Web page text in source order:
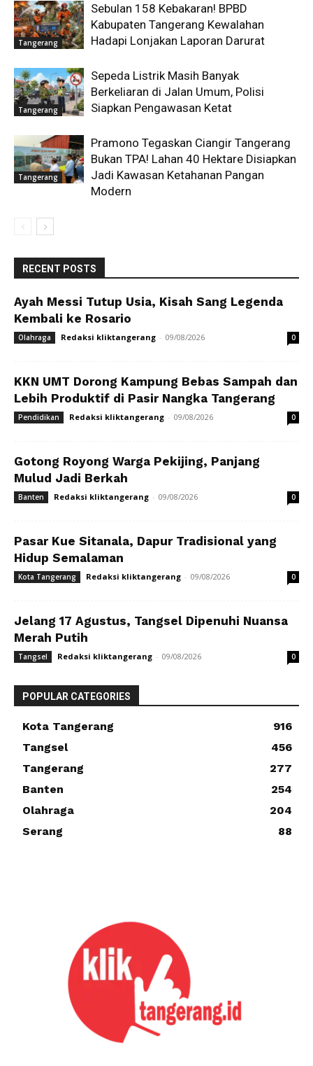
Tangerang
Sebulan 158 Kebakaran! BPBD
Kabupaten Tangerang Kewalahan
Hadapi Lonjakan Laporan Darurat
Tangerang
Sepeda Listrik Masih Banyak
Berkeliaran di Jalan Umum, Polisi
Siapkan Pengawasan Ketat
Tangerang
Pramono Tegaskan Ciangir Tangerang
Bukan TPA! Lahan 40 Hektare Disiapkan
Jadi Kawasan Ketahanan Pangan
Modern
RECENT POSTS
Ayah Messi Tutup Usia, Kisah Sang Legenda
Kembali ke Rosario
Olahraga Redaksi kliktangerang - 09/08/2026 0
KKN UMT Dorong Kampung Bebas Sampah dan
Lebih Produktif di Pasir Nangka Tangerang
Pendidikan Redaksi kliktangerang - 09/08/2026 0
Gotong Royong Warga Pekijing, Panjang
Mulud Jadi Berkah
Banten Redaksi kliktangerang - 09/08/2026 0
Pasar Kue Sitanala, Dapur Tradisional yang
Hidup Semalaman
Kota Tangerang Redaksi kliktangerang - 09/08/2026 0
Jelang 17 Agustus, Tangsel Dipenuhi Nuansa
Merah Putih
Tangsel Redaksi kliktangerang - 09/08/2026 0
POPULAR CATEGORIES
Kota Tangerang
916
Tangsel
456
Tangerang
277
Banten
254
Olahraga
204
Serang
88